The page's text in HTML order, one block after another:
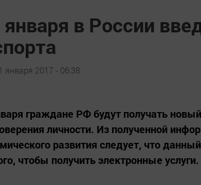
в России
января 2017 - 06:38
граждане РФ будут получать
личности. Из полученной
развития следует, что
чтобы получить электронные услуги.